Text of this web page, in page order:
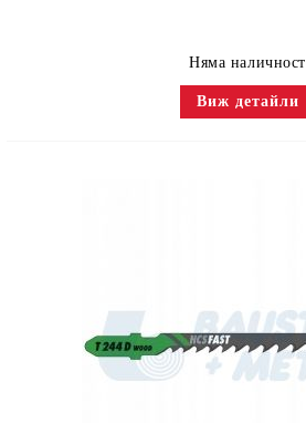
Няма наличност
Виж детайли